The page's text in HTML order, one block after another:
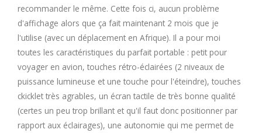
recommander le même. Cette fois ci, aucun problème
d'affichage alors que ça fait maintenant 2 mois que je
l'utilise (avec un déplacement en Afrique). Il a pour moi
toutes les caractéristiques du parfait portable : petit pour
voyager en avion, touches rétro-éclairées (2 niveaux de
puissance lumineuse et une touche pour l'éteindre), touches
ckicklet très agrables, un écran tactile de très bonne qualité
(certes un peu trop brillant et qu'il faut donc positionner par
rapport aux éclairages), une autonomie qui me permet de